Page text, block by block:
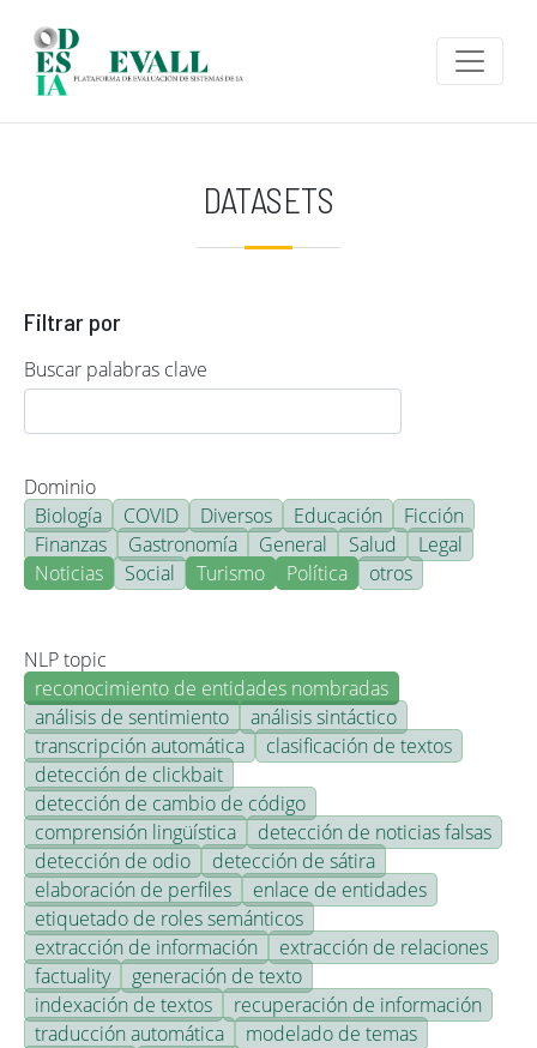
DATASETS
Filtrar por
Buscar palabras clave
Dominio
Biología
COVID Diversos Educación
Ficción
Finanzas
Gastronomía General Salud
Legal
Noticias
Social Turismo Política otros
NLP topic
reconocimiento de entidades nombradas
análisis de sentimiento
análisis sintáctico
transcripción automática
clasificación de textos
detección de clickbait
detección de cambio de código
comprensión lingüística
detección de noticias falsas
detección de odio
detección de sátira
elaboración de perfiles
enlace de entidades
etiquetado de roles semánticos
extracción de información
extracción de relaciones
factuality
generación de texto
indexación de textos
recuperación de información
traducción automática
modelado de temas